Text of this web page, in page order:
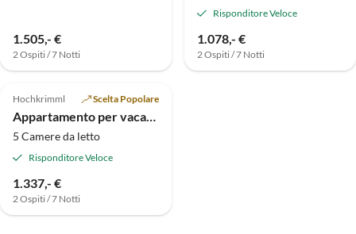
1.505,- €
2 Ospiti / 7 Notti
Risponditore Veloce
1.078,- €
2 Ospiti / 7 Notti
Alto
Hochkrimml Scelta Popolare
Appartamento per vacanze Chalet a Hochkrimml per 6-14 persone
5 Camere da letto
Risponditore Veloce
1.337,- €
2 Ospiti / 7 Notti